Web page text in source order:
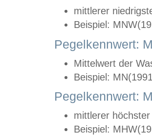
mittlerer
Beispiel:
Pegelkennwert:
Mittelwert der
Beispiel:
Pegelkennwert:
mittlerer
Beispiel: